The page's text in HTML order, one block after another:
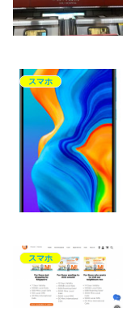
スマホ
スマホ